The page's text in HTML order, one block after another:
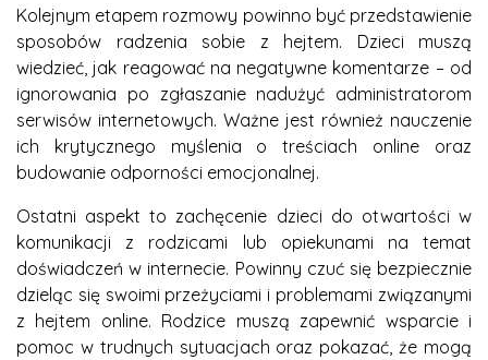
Kolejnym etapem rozmowy powinno być przedstawienie
sposobów radzenia sobie z hejtem. Dzieci muszą
wiedzieć, jak reagować na negatywne komentarze – od
ignorowania po zgłaszanie nadużyć administratorom
serwisów internetowych. Ważne jest również nauczenie
ich krytycznego myślenia o treściach online oraz
budowanie odporności emocjonalnej.
Ostatni aspekt to zachęcenie dzieci do otwartości w
komunikacji z rodzicami lub opiekunami na temat
doświadczeń w internecie. Powinny czuć się bezpiecznie
dzieląc się swoimi przeżyciami i problemami związanymi
z hejtem online. Rodzice muszą zapewnić wsparcie i
pomoc w trudnych sytuacjach oraz pokazać, że mogą